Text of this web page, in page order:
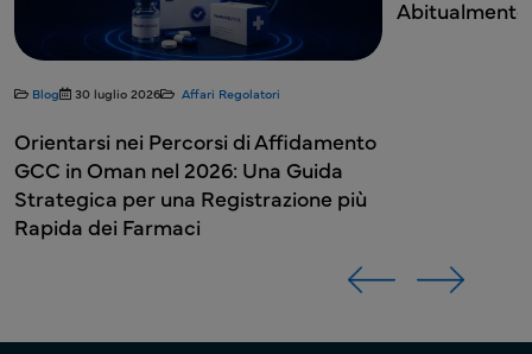
Blog 30 luglio 2026 Affari Regolatori
Orientarsi nei Percorsi di Affidamento
GCC in Oman nel 2026: Una Guida
Strategica per una Registrazione più
Rapida dei Farmaci
Abitualmente